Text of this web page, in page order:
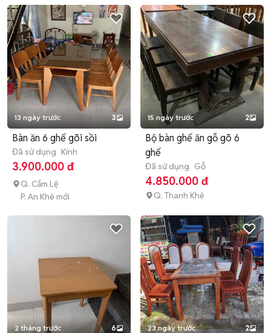
13 ngày trước 3
Bàn ăn 6 ghế gõi sồi
Đã sử dụng Kính
3.900.000 đ
Q. Cẩm Lệ
P. An Khê mới
15 ngày trước 2
Bộ bàn ghế ăn gỗ gõ 6
ghế
Đã sử dụng Gỗ
4.850.000 đ
Q. Thanh Khê
2 tháng trước 6 23 ngày trước 2